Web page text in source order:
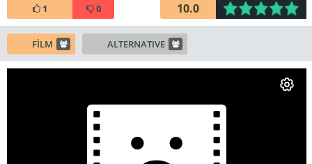
1 0 10.0
FİLM ALTERNATIVE